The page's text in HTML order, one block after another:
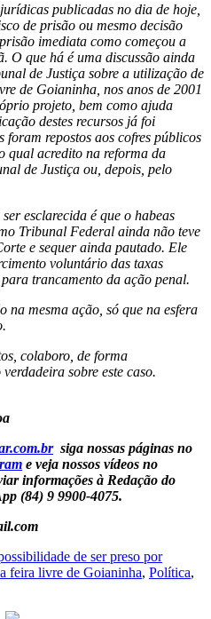
publicadas no dia de hoje,
de prisão ou mesmo decisão
imediata como começou a
O que há é uma discussão ainda
de Justiça sobre a utilização de
de Goianinha, nos anos de 2001
projeto, bem como ajuda
destes recursos já foi
foram repostos aos cofres públicos
qual acredito na reforma da
de Justiça ou, depois, pelo
esclarecida é que o habeas
Tribunal Federal ainda não teve
e sequer ainda pautado. Ele
voluntário das taxas
trancamento da ação penal.
na mesma ação, só que na esfera
colaboro, de forma
sobre este caso.
siga nossas páginas no
e veja nossos vídeos no
informações à Redação do
(84) 9 9900-4075.
de ser preso por
feira livre de Goianinha, Política,